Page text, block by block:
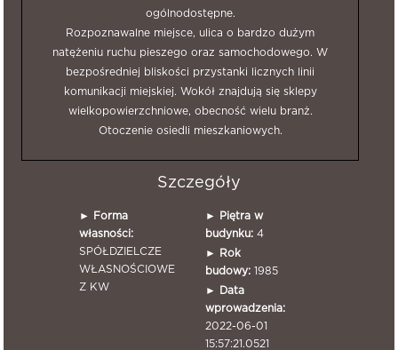
ogólnodostępne.
Rozpoznawalne miejsce, ulica o bardzo dużym
natężeniu ruchu pieszego oraz samochodowego. W
bezpośredniej bliskości przystanki licznych linii
komunikacji miejskiej. Wokół znajdują się sklepy
wielkopowierzchniowe, obecność wielu branż.
Otoczenie osiedli mieszkaniowych.
Szczegóły
►
Forma
własności:
SPÓŁDZIELCZE
WŁASNOŚCIOWE
Z KW
►
Piętra w
budynku: 4
►
Rok
budowy: 1985
►
Data
wprowadzenia:
2022-06-01
15:57:21.0521